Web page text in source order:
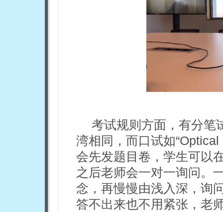
考试规则方面，有分笔
湾相同，而口试如
会先发题目卷，学生可以
之后老师会一对一询问。
念，再慢慢由浅入深，询
答不出来也不用紧张，老